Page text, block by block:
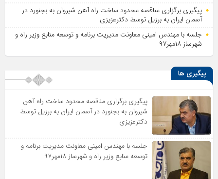
پیگیری برگزاری مناقصه محدود ساخت راه آهن شیروان به بجنورد در
آسمان ایران به برزیل توسط دکترعزیزی
جلسه با مهندس امینی معاونت مدیریت برنامه و توسعه منابع وزیر راه و
شهرساز ۱۸مهر۹۷
پیگیری ها
پیگیری برگزاری مناقصه محدود ساخت راه آهن
شیروان به بجنورد در آسمان ایران به برزیل توسط
دکترعزیزی
جلسه با مهندس امینی معاونت مدیریت برنامه و
توسعه منابع وزیر راه و شهرساز ۱۸مهر۹۷